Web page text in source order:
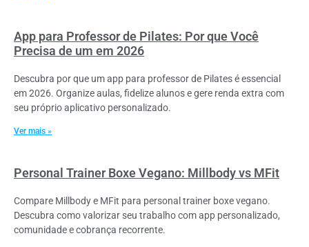
App para Professor de Pilates: Por que Você
Precisa de um em 2026
Descubra por que um app para professor de Pilates é essencial
em 2026. Organize aulas, fidelize alunos e gere renda extra com
seu próprio aplicativo personalizado.
Ver mais »
Personal Trainer Boxe Vegano: Millbody vs MFit
Compare Millbody e MFit para personal trainer boxe vegano.
Descubra como valorizar seu trabalho com app personalizado,
comunidade e cobrança recorrente.